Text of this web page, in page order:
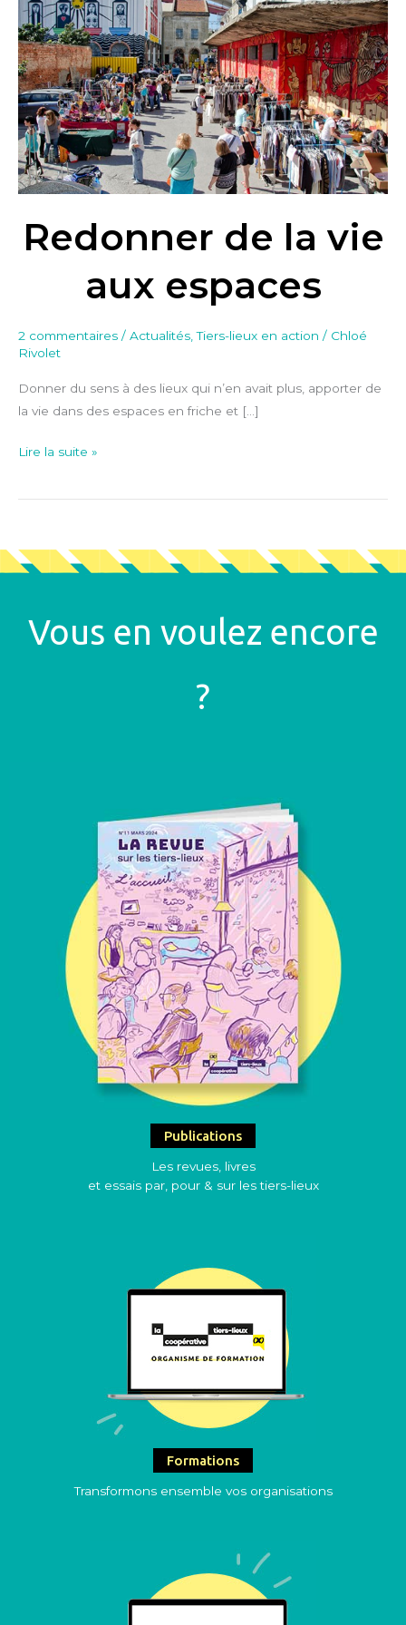
Redonner de la vie
aux espaces
2 commentaires / Actualités,Tiers-lieux en action / Chloé
Rivolet
Donner du sens à des lieux qui n’en avait plus, apporter de
la vie dans des espaces en friche et […]
la
vie
aux
espaces
Lire la suite »
Vous en voulez encore
?
Publications
Les revues, livres
et essais par, pour & sur les tiers-lieux
Formations
Transformons ensemble vos organisations